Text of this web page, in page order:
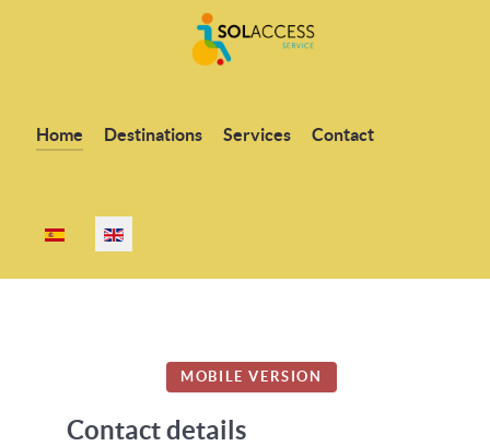
Home Destinations Services Contact
Select your language
MOBILE VERSION
Contact details